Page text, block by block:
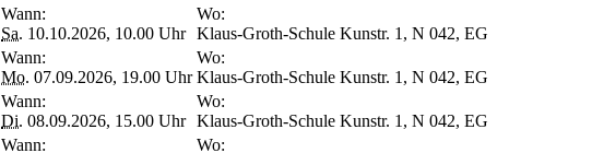
Wann:
Sa. 10.10.2026, 10.00 Uhr
Wo:
Klaus-Groth-Schule Kunstr. 1, N 042, EG
Wann:
Mo. 07.09.2026, 19.00 Uhr
Wo:
Klaus-Groth-Schule Kunstr. 1, N 042, EG
Wann:
Di. 08.09.2026, 15.00 Uhr
Wo:
Klaus-Groth-Schule Kunstr. 1, N 042, EG
Wann:
Wo: